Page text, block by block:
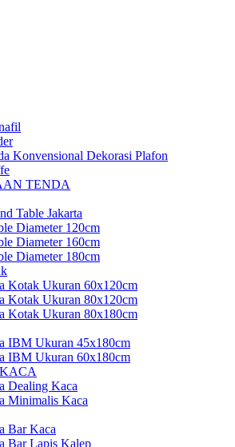
Konvensional Dekorasi Plafon
TENDA
Table Jakarta
Diameter 120cm
Diameter 160cm
Diameter 180cm
Kotak Ukuran 60x120cm
Kotak Ukuran 80x120cm
Kotak Ukuran 80x180cm
IBM Ukuran 45x180cm
IBM Ukuran 60x180cm
Dealing Kaca
Minimalis Kaca
Bar Kaca
Bar Lapis Kalep